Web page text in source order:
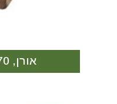
אורן, 70×20 ממ